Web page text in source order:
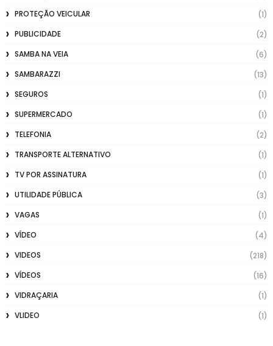
PROTEÇÃO VEICULAR
(1)
PUBLICIDADE
(2)
SAMBA NA VEIA
(6)
SAMBARAZZI
(13)
SEGUROS
(1)
SUPERMERCADO
(1)
TELEFONIA
(2)
TRANSPORTE ALTERNATIVO
(1)
TV POR ASSINATURA
(1)
UTILIDADE PÚBLICA
(3)
VAGAS
(1)
VÍDEO
(4)
VIDEOS
(218)
VÍDEOS
(16)
VIDRAÇARIA
(1)
VLIDEO
(1)